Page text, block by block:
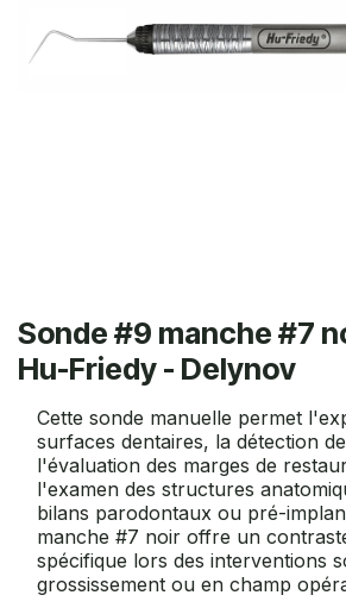
Sonde #9 manche #7
Hu-Friedy - Delynov
Cette sonde manuelle permet
surfaces dentaires, la détection
l'évaluation des marges de
l'examen des structures
bilans parodontaux ou pré-
manche #7 noir offre un
spécifique lors des interventions
grossissement ou en champ